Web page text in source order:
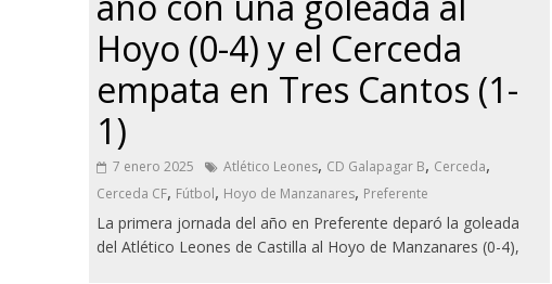
Hoyo (0-4) y el Cerceda
empata en Tres Cantos (1-
1)
7 enero 2025 Atlético Leones, CD Galapagar B, Cerceda,
Cerceda CF, Fútbol, Hoyo de Manzanares, Preferente
La primera jornada del año en Preferente deparó la goleada
del Atlético Leones de Castilla al Hoyo de Manzanares (0-4),